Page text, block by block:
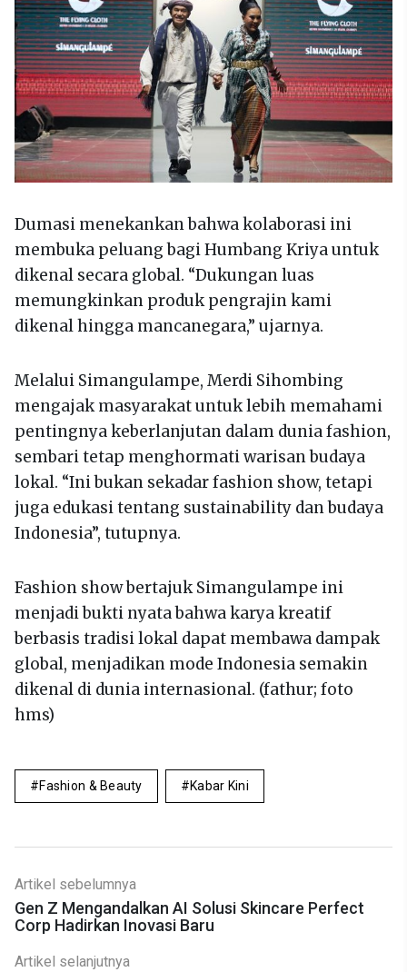
Dumasi menekankan bahwa kolaborasi ini
membuka peluang bagi Humbang Kriya untuk
dikenal secara global. “Dukungan luas
memungkinkan produk pengrajin kami
dikenal hingga mancanegara,” ujarnya.
Melalui Simangulampe, Merdi Sihombing
mengajak masyarakat untuk lebih memahami
pentingnya keberlanjutan dalam dunia fashion,
sembari tetap menghormati warisan budaya
lokal. “Ini bukan sekadar fashion show, tetapi
juga edukasi tentang sustainability dan budaya
Indonesia”, tutupnya.
Fashion show bertajuk Simangulampe ini
menjadi bukti nyata bahwa karya kreatif
berbasis tradisi lokal dapat membawa dampak
global, menjadikan mode Indonesia semakin
dikenal di dunia internasional. (fathur; foto
hms)
Fashion & Beauty Kabar Kini
Artikel sebelumnya
Gen Z Mengandalkan AI Solusi Skincare Perfect
Corp Hadirkan Inovasi Baru
Artikel selanjutnya